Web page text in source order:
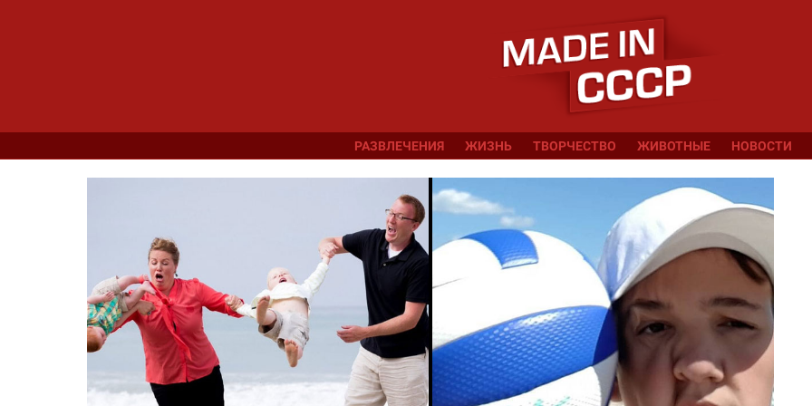
РАЗВЛЕЧЕНИЯ ЖИЗНЬ ТВОРЧЕСТВО ЖИВОТНЫЕ НОВОСТИ